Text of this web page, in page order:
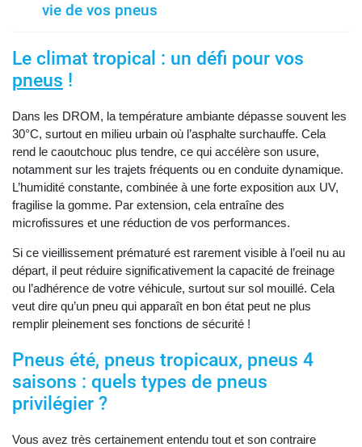
vie de vos pneus
Le climat tropical : un défi pour vos
pneus !
Dans les DROM, la température ambiante dépasse souvent les
30°C, surtout en milieu urbain où l’asphalte surchauffe. Cela
rend le caoutchouc plus tendre, ce qui accélère son usure,
notamment sur les trajets fréquents ou en conduite dynamique.
L’humidité constante, combinée à une forte exposition aux UV,
fragilise la gomme. Par extension, cela entraîne des
microfissures et une réduction de vos performances.
Si ce vieillissement prématuré est rarement visible à l’oeil nu au
départ, il peut réduire significativement la capacité de freinage
ou l’adhérence de votre véhicule, surtout sur sol mouillé. Cela
veut dire qu’un pneu qui apparaît en bon état peut ne plus
remplir pleinement ses fonctions de sécurité !
Pneus été, pneus tropicaux, pneus 4
saisons : quels types de pneus
privilégier ?
Vous avez très certainement entendu tout et son contraire